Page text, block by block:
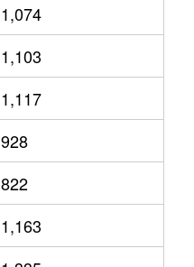
1,074
1,103
1,117
928
822
1,163